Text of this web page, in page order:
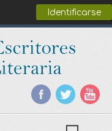
Identificarse